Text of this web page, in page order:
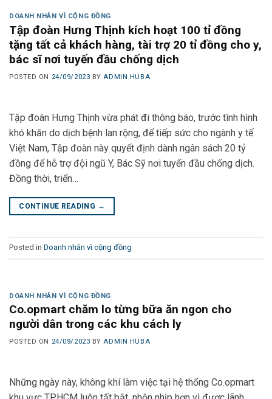
DOANH NHÂN VÌ CỘNG ĐỒNG
Tập đoàn Hưng Thịnh kích hoạt 100 tỉ đồng
tặng tất cả khách hàng, tài trợ 20 tỉ đồng cho y,
bác sĩ nơi tuyến đầu chống dịch
POSTED ON 24/09/2023 BY ADMIN HUBA
Tập đoàn Hưng Thịnh vừa phát đi thông báo, trước tình hình
khó khăn do dịch bệnh lan rộng, để tiếp sức cho ngành y tế
Việt Nam, Tập đoàn này quyết định dành ngân sách 20 tỷ
đồng để hỗ trợ đội ngũ Y, Bác Sỹ nơi tuyến đầu chống dịch.
Đồng thời, triển…
CONTINUE READING →
Posted in Doanh nhân vì cộng đồng
DOANH NHÂN VÌ CỘNG ĐỒNG
Co.opmart chăm lo từng bữa ăn ngon cho
người dân trong các khu cách ly
POSTED ON 24/09/2023 BYADMIN HUBA
Những ngày này, không khí làm việc tại hệ thống Co.opmart